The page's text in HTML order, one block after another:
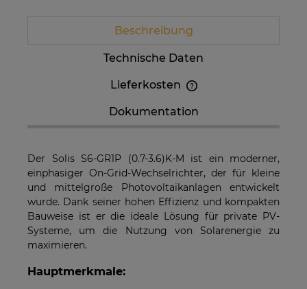
Beschreibung
Technische Daten
Lieferkosten
enthalten. Die Versandkosten können höher
Dokumentation
Der Solis S6-GR1P (0.7-3.6)K-M ist ein moderner,
einphasiger On-Grid-Wechselrichter, der für kleine
und mittelgroße Photovoltaikanlagen entwickelt
wurde. Dank seiner hohen Effizienz und kompakten
Bauweise ist er die ideale Lösung für private PV-
Systeme, um die Nutzung von Solarenergie zu
maximieren.
Hauptmerkmale: